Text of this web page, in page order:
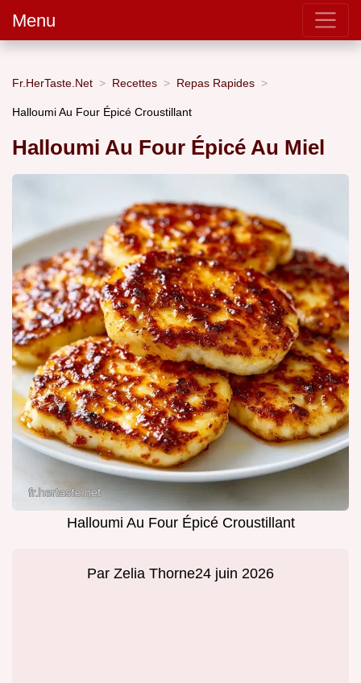
Menu
Fr.HerTaste.Net Recettes Repas Rapides
Halloumi Au Four Épicé Croustillant
Halloumi Au Four Épicé Au Miel
Halloumi Au Four Épicé Croustillant
Par Zelia Thorne24 juin 2026